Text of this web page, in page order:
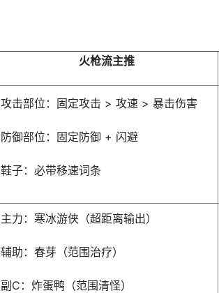
火枪流主推
攻击部位：固定攻击 > 攻速 > 暴击伤害
防御部位：固定防御 + 闪避
鞋子：必带移速词条
主力：寒冰游侠（超距离输出）
辅助：春芽（范围治疗）
副C：炸蛋鸭（范围清怪）